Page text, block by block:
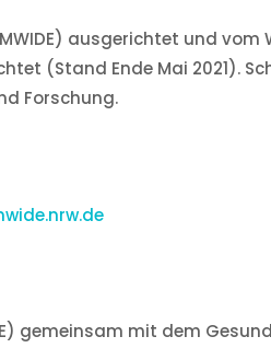
ausgerichtet und vom
(Stand Ende Mai 2021).
Forschung.
gemeinsam mit dem